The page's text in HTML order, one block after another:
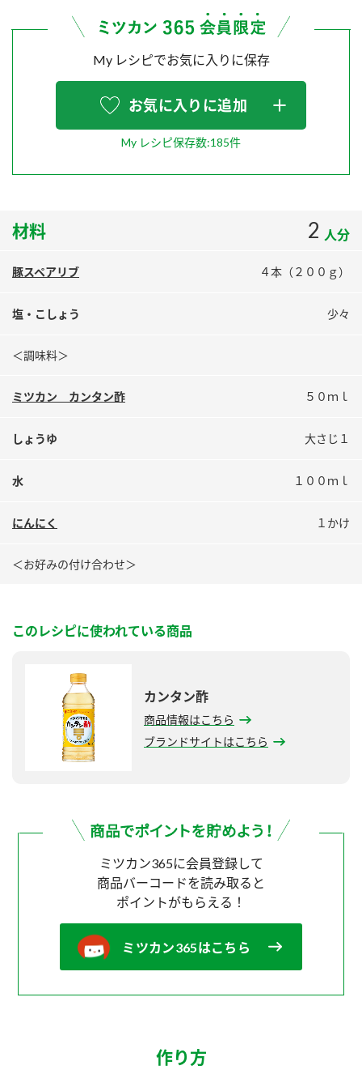
炊き込みご飯の素 米飯用調味液
PIN印
スペシャルサイト
納豆の豆知識
鍋奉行マニュアル
ロングセラー商品 ＋ おすすめレシピ
人気商品 ＋ おすすめレシピ
ZENB initiative
MIM（ミツカンミュージアム）
販売終了製品のご案内
よくあるご質問
ミツカン公式通販
My レシピでお気に入りに保存
お気に入りに追加
My レシピ保存数:185件
材料 2 人分
豚スペアリブ ４本（２００ｇ）
塩・こしょう 少々
＜調味料＞
ミツカン カンタン酢 ５０ｍｌ
しょうゆ 大さじ１
水 １００ｍｌ
にんにく １かけ
＜お好みの付け合わせ＞
このレシピに使われている商品
カンタン酢
商品情報はこちら
ブランドサイトはこちら
ミツカン365に会員登録して
商品バーコードを読み取ると
ポイントがもらえる！
ミツカン365はこちら
作り方